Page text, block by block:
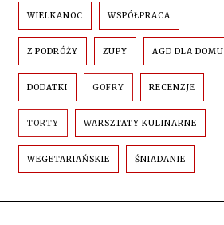
WIELKANOC WSPÓŁPRACA
Z PODRÓŻY ZUPY AGD DLA DOMU
DODATKI GOFRY RECENZJE
TORTY WARSZTATY KULINARNE
WEGETARIAŃSKIE ŚNIADANIE